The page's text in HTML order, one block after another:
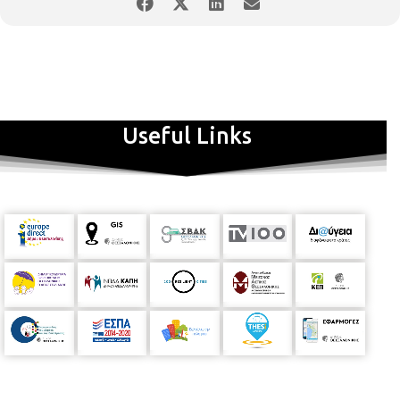
Νέων Μεγάρου Μουσικής Θεσσαλονίκης. Το εορταστικό gala
5€ (μειωμένο) Έναρξη προπώλησης: 2/12 από την ιστοσελίδα
του ΜΜΘ Τραγουδούν οι: Μαρία Βλαχοπούλου (μέτζο σοπράνο)
Νιόβη Κλαυδιανού (σοπράνο) Ελένη Λιώνα (μέτζο σοπράνο)
Βιολέτα Λούστα (σοπράνο) Σοφία Μητροπούλου (σοπράνο)
(σοπράνο) Καλλιτεχνική επιμέλεια - Μουσική διεύθυνση:Λίζα
Ξανθοπούλου Ενορχηστρώσεις: Θοδωρής Παπαδημητρίου,
προετοιμασία Συμφωνικής Ορχήστρας Νέων ΜΜΘ -
MOYSA:Θοδωρής Παπαδημητρίου Σκηνοθετική -
Ενδυματολογική επιμέλεια:Αθανάσιος Κολαλάς Σκηνοθετική
επιμέλεια του Adelaide’s Lament:Γρηγόρης Πυριαλάκος
Useful Links